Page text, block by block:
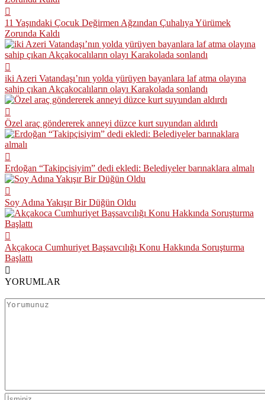
11 Yaşındaki Çocuk Değirmen Ağzından Çuhalıya Yürümek
Zorunda Kaldı
iki Azeri Vatandaşı’nın yolda yürüyen bayanlara laf atma olayına
sahip çıkan Akçakocalıların olayı Karakolada sonlandı
Özel araç göndererek anneyi düzce kurt suyundan aldırdı
Erdoğan “Takipçisiyim” dedi ekledi: Belediyeler barınaklara almalı
Soy Adına Yakışır Bir Düğün Oldu
Akçakoca Cumhuriyet Başsavcılığı Konu Hakkında Soruşturma
Başlattı
YORUMLAR